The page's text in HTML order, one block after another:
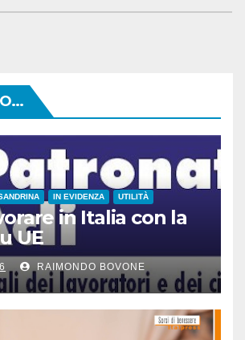
IN EVIDENZA UTILITÀ
in Italia con la
UE
RAIMONDO BOVONE